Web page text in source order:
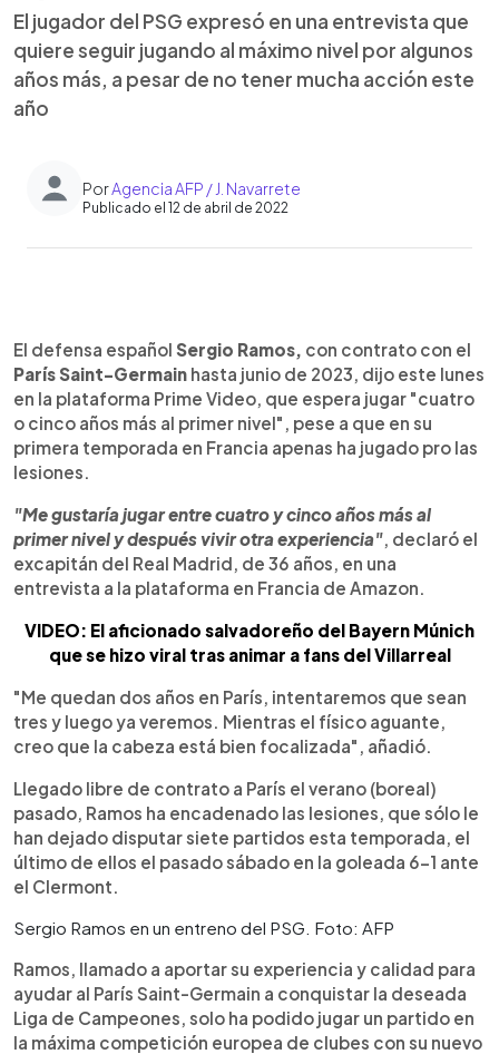
El jugador del PSG expresó en una entrevista que
quiere seguir jugando al máximo nivel por algunos
años más, a pesar de no tener mucha acción este
año
PorAgencia AFP / J. Navarrete
Publicado el 12 de abril de 2022
Escuchar artículo
El defensa español Sergio Ramos, con contrato con el
París Saint-Germain hasta junio de 2023, dijo este lunes
en la plataforma Prime Video, que espera jugar "cuatro
o cinco años más al primer nivel", pese a que en su
primera temporada en Francia apenas ha jugado pro las
lesiones.
"Me gustaría jugar entre cuatro y cinco años más al
primer nivel y después vivir otra experiencia", declaró el
excapitán del Real Madrid, de 36 años, en una
entrevista a la plataforma en Francia de Amazon.
VIDEO: El aficionado salvadoreño del Bayern Múnich
que se hizo viral tras animar a fans del Villarreal
"Me quedan dos años en París, intentaremos que sean
tres y luego ya veremos. Mientras el físico aguante,
creo que la cabeza está bien focalizada", añadió.
Llegado libre de contrato a París el verano (boreal)
pasado, Ramos ha encadenado las lesiones, que sólo le
han dejado disputar siete partidos esta temporada, el
último de ellos el pasado sábado en la goleada 6-1 ante
el Clermont.
Sergio Ramos en un entreno del PSG. Foto: AFP
Ramos, llamado a aportar su experiencia y calidad para
ayudar al París Saint-Germain a conquistar la deseada
Liga de Campeones, solo ha podido jugar un partido en
la máxima competición europea de clubes con su nuevo